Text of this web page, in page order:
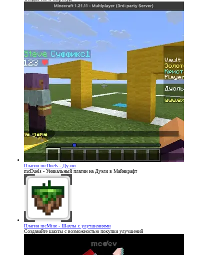
Плагин mcDuels - Дуэли
mcDuels - Уникальный плагин на Дуэли в Майнкрафт
Плагин mcMine - Шахты с улучшениями
Создавайте шахты с возможностью покупки улучшений